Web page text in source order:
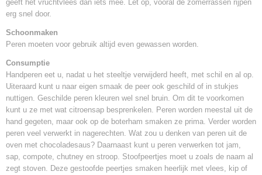
geeft het vruchtvlees dan iets mee. Let op, vooral de zomerrassen rijpen
erg snel door.
Schoonmaken
Peren moeten voor gebruik altijd even gewassen worden.
Consumptie
Handperen eet u, nadat u het steeltje verwijderd heeft, met schil en al op.
Uiteraard kunt u naar eigen smaak de peer ook geschild of in stukjes
nuttigen. Geschilde peren kleuren wel snel bruin. Om dit te voorkomen
kunt u ze met wat citroensap besprenkelen. Peren worden meestal uit de
hand gegeten, maar ook op de boterham smaken ze prima. Verder worden
peren veel verwerkt in nagerechten. Wat zou u denken van peren uit de
oven met chocoladesaus? Daarnaast kunt u peren verwerken tot jam,
sap, compote, chutney en stroop. Stoofpeertjes moet u zoals de naam al
zegt stoven. Deze gestoofde peertjes smaken heerlijk met vlees, kip of